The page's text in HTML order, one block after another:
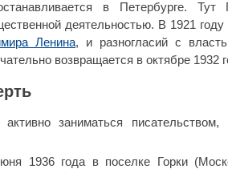
в Петербурге. Тут
деятельностью. В 1921
Ленина, и разногласий с
возвращается в октябре 1932
заниматься писательством,
1936 года в поселке Горки